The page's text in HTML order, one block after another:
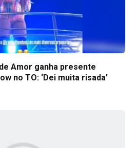
Amor ganha presente
no TO: ‘Dei muita risada’